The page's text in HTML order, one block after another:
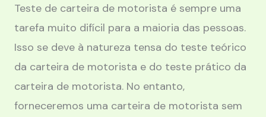
Teste de carteira de motorista é sempre uma
tarefa muito difícil para a maioria das pessoas.
Isso se deve à natureza tensa do teste teórico
da carteira de motorista e do teste prático da
carteira de motorista. No entanto,
forneceremos uma carteira de motorista sem